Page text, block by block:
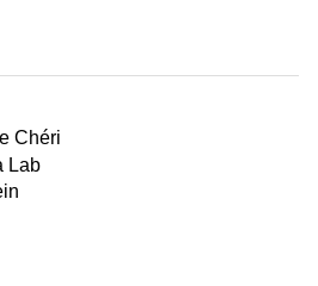
Chéri
Lab